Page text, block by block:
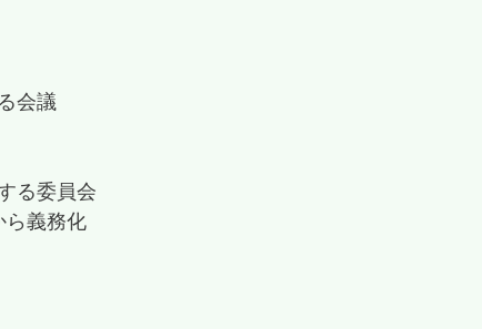
会議
る委員会
ら義務化